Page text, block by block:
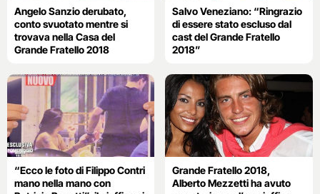
Angelo Sanzio derubato,
conto svuotato mentre si
trovava nella Casa del
Grande Fratello 2018
Salvo Veneziano: “Ringrazio
di essere stato escluso dal
cast del Grande Fratello
2018”
“Ecco le foto di Filippo Contri
mano nella mano con
Grande Fratello 2018,
Alberto Mezzetti ha avuto